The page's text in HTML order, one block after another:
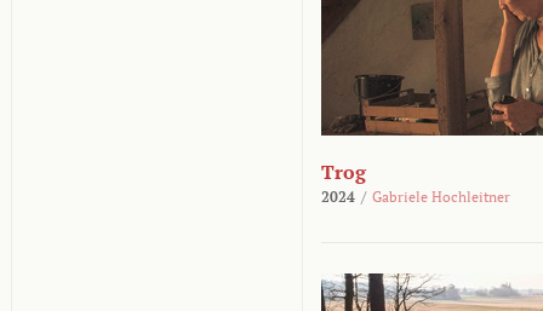
Trog
2024 / Gabriele Hochleitner